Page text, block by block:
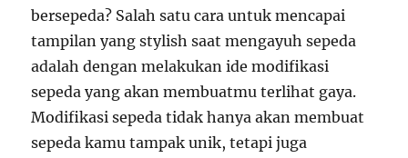
bersepeda? Salah satu cara untuk mencapai
tampilan yang stylish saat mengayuh sepeda
adalah dengan melakukan ide modifikasi
sepeda yang akan membuatmu terlihat gaya.
Modifikasi sepeda tidak hanya akan membuat
sepeda kamu tampak unik, tetapi juga